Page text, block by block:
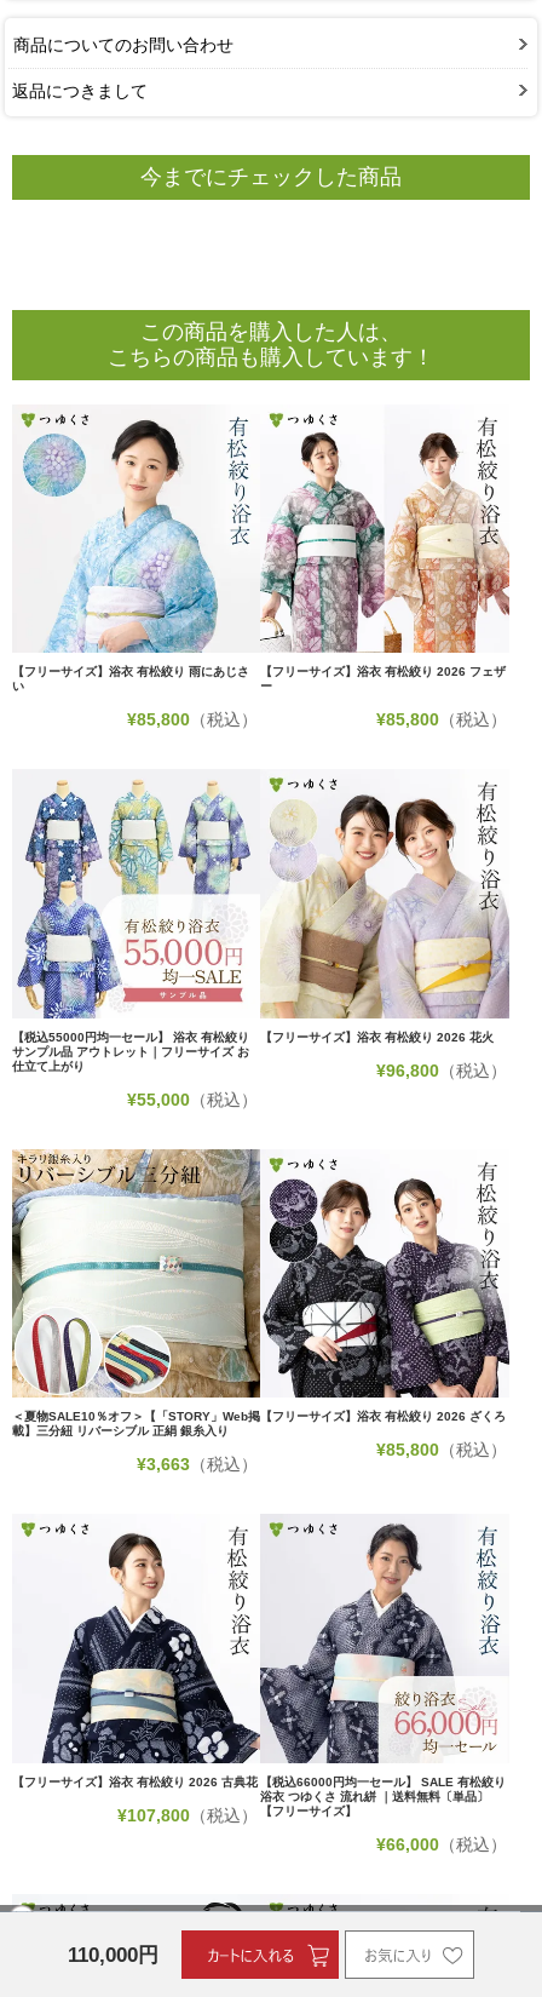
商品についてのお問い合わせ
返品につきまして
今までにチェックした商品
この商品を購入した人は、
こちらの商品も購入しています！
【フリーサイズ】浴衣 有松絞り 雨にあじさ
い
¥85,800 （税込）
【フリーサイズ】浴衣 有松絞り 2026 フェザ
ー
¥85,800（税込）
【税込55000円均一セール】 浴衣 有松絞り
サンプル品 アウトレット｜フリーサイズ お
仕立て上がり
¥55,000 （税込）
【フリーサイズ】浴衣 有松絞り 2026 花火
¥96,800（税込）
＜夏物SALE10％オフ＞【「STORY」Web掲
載】三分紐 リバーシブル 正絹 銀糸入り
¥3,663 （税込）
【フリーサイズ】浴衣 有松絞り 2026 ざくろ
¥85,800（税込）
【フリーサイズ】浴衣 有松絞り 2026 古典花
¥107,800 （税込）
【税込66000円均一セール】 SALE 有松絞り
浴衣 つゆくさ 流れ絣 ｜送料無料〔単品〕
【フリーサイズ】
¥66,000（税込）
110,000円